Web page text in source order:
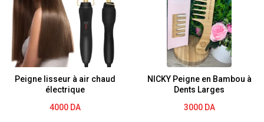
Peigne lisseur à air chaud
électrique
4000 DA
NICKY Peigne en Bambou à
Dents Larges
3000 DA